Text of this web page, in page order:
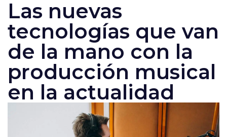
Las nuevas
tecnologías que van
de la mano con la
producción musical
en la actualidad